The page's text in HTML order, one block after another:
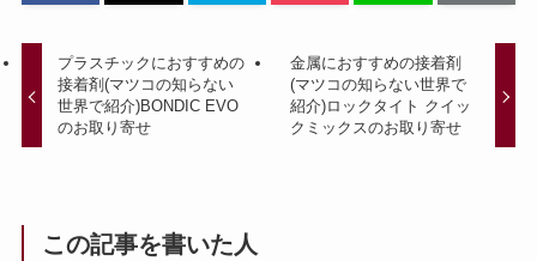
プラスチックにおすすめの
接着剤(マツコの知らない
世界で紹介)BONDIC EVO
のお取り寄せ
金属におすすめの接着剤
(マツコの知らない世界で
紹介)ロックタイト クイッ
クミックスのお取り寄せ
この記事を書いた人